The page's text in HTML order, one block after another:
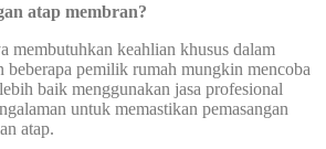
atap membran?
membutuhkan keahlian khusus dalam
beberapa pemilik rumah mungkin mencoba
baik menggunakan jasa profesional
untuk memastikan pemasangan
atap.